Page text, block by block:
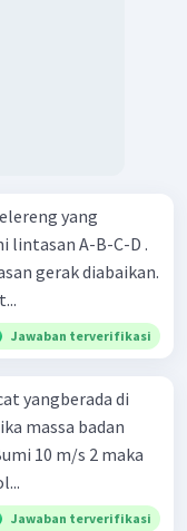
lintasan A-B-C-D .
gerak diabaikan.
Jawaban terverifikasi
yangberada di
massa badan
10 m/s 2 maka
Jawaban terverifikasi